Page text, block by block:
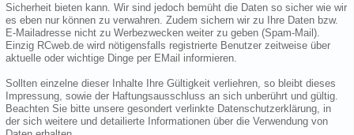
Sicherheit bieten kann. Wir sind jedoch bemüht die Daten so sicher wie wir
es eben nur können zu verwahren. Zudem sichern wir zu Ihre Daten bzw.
E-Mailadresse nicht zu Werbezwecken weiter zu geben (Spam-Mail).
Einzig RCweb.de wird nötigensfalls registrierte Benutzer zeitweise über
aktuelle oder wichtige Dinge per EMail informieren.
Sollten einzelne dieser Inhalte Ihre Gültigkeit verliehren, so bleibt dieses
Impressung, sowie der Haftungsausschluss an sich unberührt und gültig.
Beachten Sie bitte unsere gesondert verlinkte Datenschutzerklärung, in
der sich weitere und detailierte Informationen über die Verwendung von